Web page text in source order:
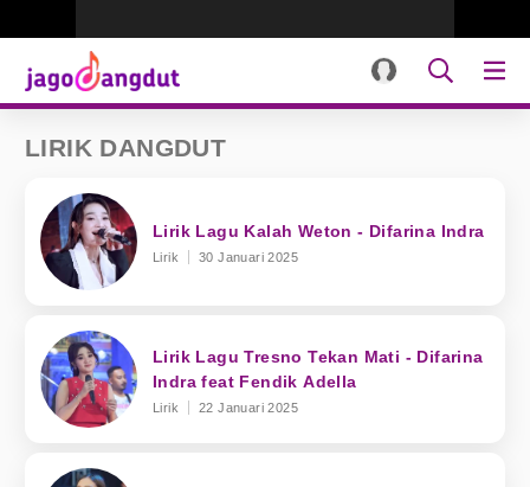
LIRIK DANGDUT
Lirik Lagu Kalah Weton - Difarina Indra
Lirik 30 Januari 2025
Lirik Lagu Tresno Tekan Mati - Difarina
Indra feat Fendik Adella
Lirik 22 Januari 2025